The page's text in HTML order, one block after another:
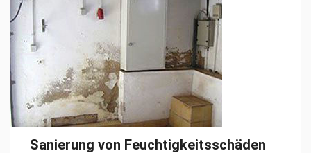
Sanierung von Feuchtigkeitsschäden